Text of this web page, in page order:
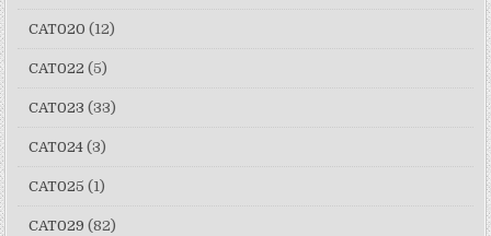
CAT020 (12)
CAT022 (5)
CAT023 (33)
CAT024 (3)
CAT025 (1)
CAT029 (82)